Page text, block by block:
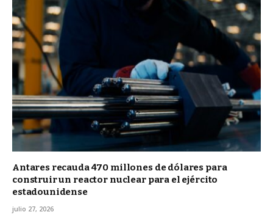
Antares recauda 470 millones de dólares para
construir un reactor nuclear para el ejército
estadounidense
julio 27, 2026